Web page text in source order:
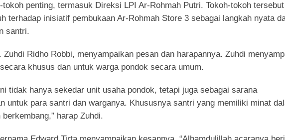
penting, termasuk Direksi LPI Ar-Rohmah Putri. Tokoh-tokoh tersebut
terhadap inisiatif pembukaan Ar-Rohmah Store 3 sebagai langkah nyata
santri.
Ridho Robbi, menyampaikan pesan dan harapannya. Zuhdi
khusus dan untuk warga pondok secara umum.
tidak hanya sekedar unit usaha pondok, tetapi juga sebagai sarana
untuk para santri dan warganya. Khususnya santri yang memiliki minat
harap Zuhdi.